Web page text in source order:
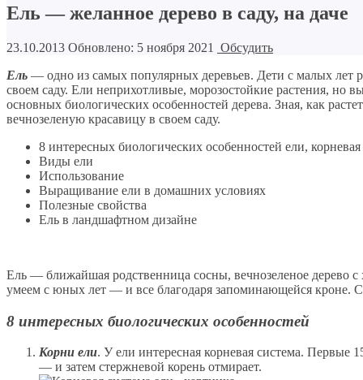
Ель — желанное дерево в саду, на даче
23.10.2013 Обновлено: 5 ноября 2021
Обсудить
Ель — одно из самых популярных деревьев. Дети с малых лет
своем саду. Ели неприхотливые, морозостойкие растения, но
основных биологических особенностей дерева. Зная, как
вечнозеленую красавицу в своем саду.
8 интересных биологических особенностей ели, корневая
Виды ели
Использование
Выращивание ели в домашних условиях
Полезные свойства
Ель в ландшафтном дизайне
Ель — ближайшая родственница сосны, вечнозеленое дерево
умеем с юных лет — и все благодаря запоминающейся кроне.
8 интересных биологических особенностей
Корни ели. У ели интересная корневая система. Первые
— и затем стержневой корень отмирает.